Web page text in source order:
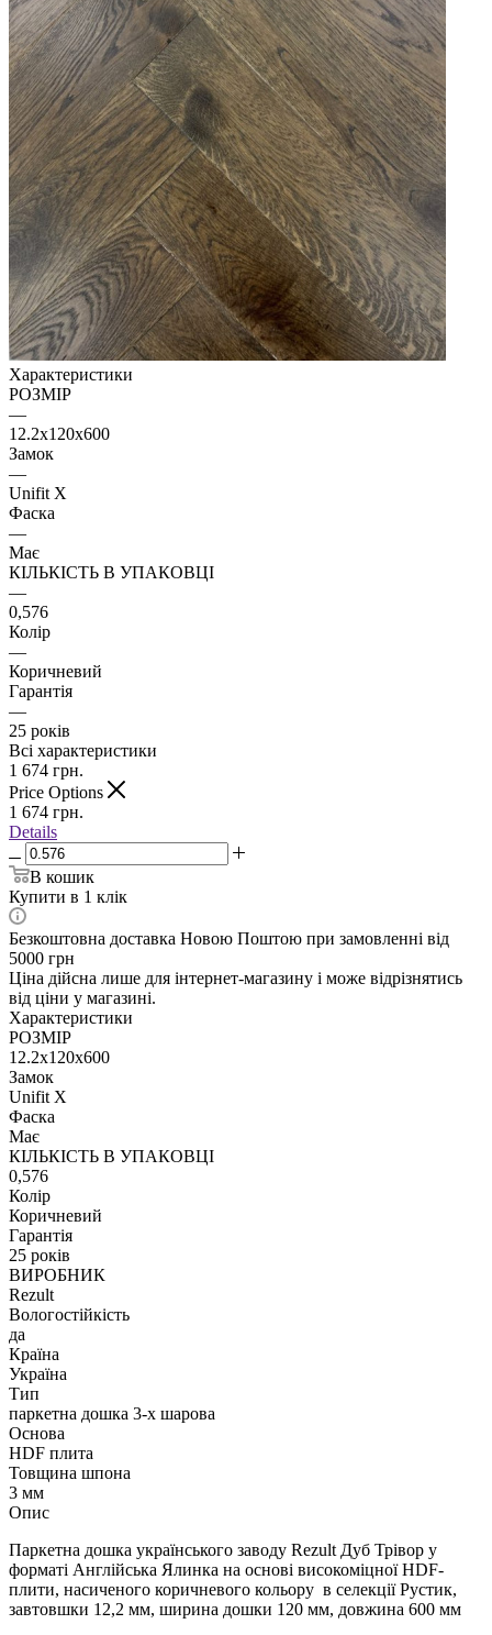
Характеристики
РОЗМІР
—
12.2x120x600
Замок
—
Unifit X
Фаска
—
Має
КІЛЬКІСТЬ В УПАКОВЦІ
—
0,576
Колір
—
Коричневий
Гарантія
—
25 років
Всі характеристики
1 674 грн.
Price Options
1 674 грн.
Details
В кошик
Купити в 1 клік
Безкоштовна доставка Новою Поштою при замовленні від
5000 грн
Ціна дійсна лише для інтернет-магазину і може відрізнятись
від ціни у магазині.
Характеристики
РОЗМІР
12.2x120x600
Замок
Unifit X
Фаска
Має
КІЛЬКІСТЬ В УПАКОВЦІ
0,576
Колір
Коричневий
Гарантія
25 років
ВИРОБНИК
Rezult
Вологостійкість
да
Країна
Україна
Тип
паркетна дошка 3-х шарова
Основа
HDF плита
Товщина шпона
3 мм
Опис
Паркетна дошка українського заводу Rezult Дуб Трівор у
форматі Англійська Ялинка на основі високоміцної HDF-
плити, насиченого коричневого кольору в селекції Рустик,
завтовшки 12,2 мм, ширина дошки 120 мм, довжина 600 мм